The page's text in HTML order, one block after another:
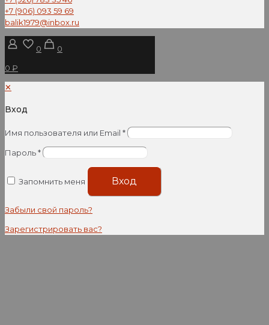
+7 (906) 093 59 69
balik1979@inbox.ru
0
0
0 ₽
✕
Вход
Имя пользователя или Email *
Пароль*
Запомнить меня Вход
Забыли свой пароль?
Зарегистрировать вас?